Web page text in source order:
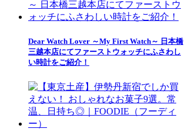
Dear Watch Lover ～My First Watch～ 日本橋
三越本店にてファーストウォッチにふさわし
い時計をご紹介！